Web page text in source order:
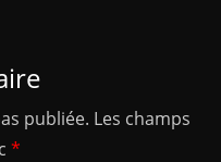
publiée. Les champs
*